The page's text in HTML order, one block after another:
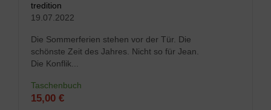
tredition
19.07.2022
Die Sommerferien stehen vor der Tür. Die
schönste Zeit des Jahres. Nicht so für Jean.
Die Konflik...
Taschenbuch
15,00 €